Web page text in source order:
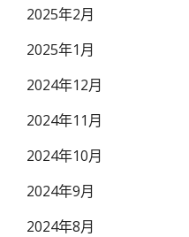
2025年2月
2025年1月
2024年12月
2024年11月
2024年10月
2024年9月
2024年8月